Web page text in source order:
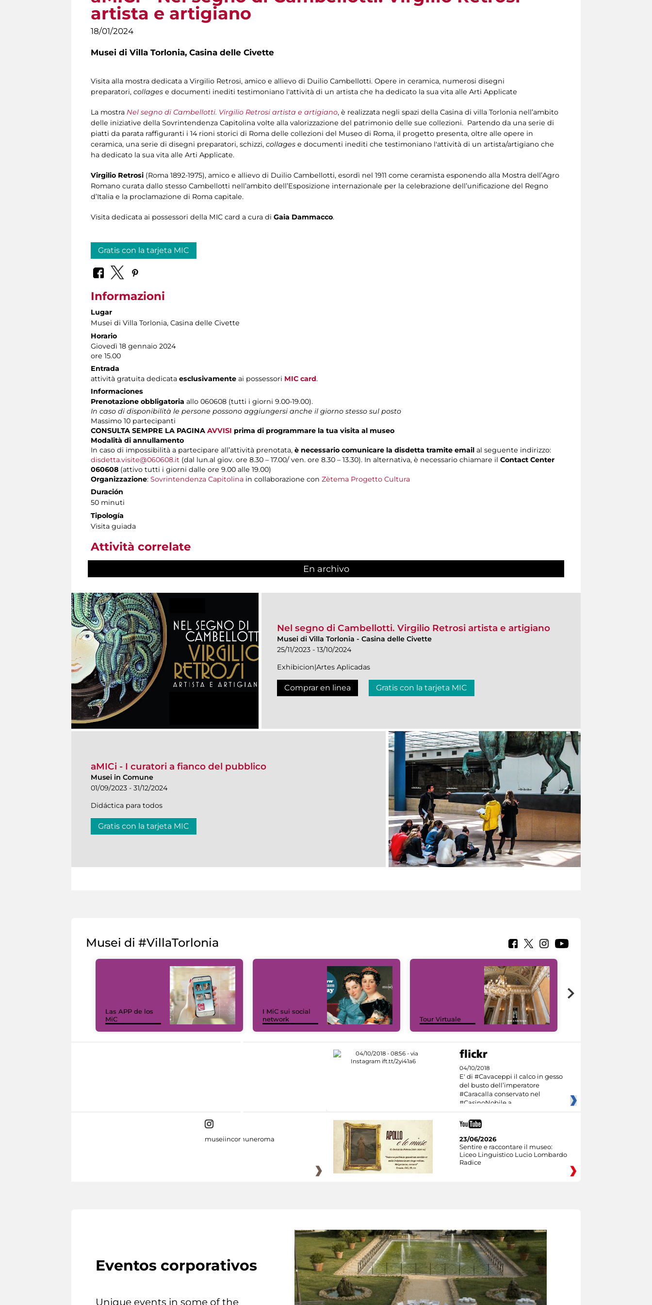
artista e artigiano
18/01/2024
Musei di Villa Torlonia, Casina delle Civette
Visita alla mostra dedicata a Virgilio Retrosi, amico e allievo di Duilio Cambellotti. Opere in ceramica, numerosi disegni
preparatori, collages e documenti inediti testimoniano l'attività di un artista che ha dedicato la sua vita alle Arti Applicate
La mostra Nel segno di Cambellotti. Virgilio Retrosi artista e artigiano, è realizzata negli spazi della Casina di villa Torlonia nell’ambito
delle iniziative della Sovrintendenza Capitolina volte alla valorizzazione del patrimonio delle sue collezioni. Partendo da una serie di
piatti da parata raffiguranti i 14 rioni storici di Roma delle collezioni del Museo di Roma, il progetto presenta, oltre alle opere in
ceramica, una serie di disegni preparatori, schizzi, collages e documenti inediti che testimoniano l'attività di un artista/artigiano che
ha dedicato la sua vita alle Arti Applicate.
Virgilio Retrosi (Roma 1892-1975), amico e allievo di Duilio Cambellotti, esordì nel 1911 come ceramista esponendo alla Mostra dell’Agro
Romano curata dallo stesso Cambellotti nell’ambito dell’Esposizione internazionale per la celebrazione dell’unificazione del Regno
d’Italia e la proclamazione di Roma capitale.
Visita dedicata ai possessori della MIC card a cura di Gaia Dammacco.
Gratis con la tarjeta MIC
Informazioni
Lugar
Musei di Villa Torlonia, Casina delle Civette
Horario
Giovedì 18 gennaio 2024
ore 15.00
Entrada
attività gratuita dedicata esclusivamente ai possessori MIC card.
Informaciones
Prenotazione obbligatoria allo 060608 (tutti i giorni 9.00-19.00).
In caso di disponibilità le persone possono aggiungersi anche il giorno stesso sul posto
Massimo 10 partecipanti
CONSULTA SEMPRE LA PAGINA AVVISI prima di programmare la tua visita al museo
Modalità di annullamento
In caso di impossibilità a partecipare all’attività prenotata, è necessario comunicare la disdetta tramite email al seguente indirizzo:
disdetta.visite@060608.it (dal lun.al giov. ore 8.30 – 17.00/ ven. ore 8.30 – 13.30). In alternativa, è necessario chiamare il Contact Center
060608 (attivo tutti i giorni dalle ore 9.00 alle 19.00)
Organizzazione: Sovrintendenza Capitolina in collaborazione con Zètema Progetto Cultura
Duración
50 minuti
Tipología
Visita guiada
Attività correlate
En archivo
Nel segno di Cambellotti. Virgilio Retrosi artista e artigiano
Musei di Villa Torlonia - Casina delle Civette
25/11/2023 - 13/10/2024
Exhibicion|Artes Aplicadas
Comprar en linea Gratis con la tarjeta MIC
aMICi - I curatori a fianco del pubblico
Musei in Comune
01/09/2023 - 31/12/2024
Didáctica para todos
Gratis con la tarjeta MIC
Musei di #VillaTorlonia
Las APP de los
MiC
I MiC sui social
network
Tour Virtuale
04/10/2018
E' di #Cavaceppi il calco in gesso
del busto dell’imperatore
#Caracalla conservato nel
#CasinoNobile a
museiincomuneroma
23/06/2026
Sentire e raccontare il museo:
Liceo Linguistico Lucio Lombardo
Radice
Eventos corporativos
Unique events in some of the